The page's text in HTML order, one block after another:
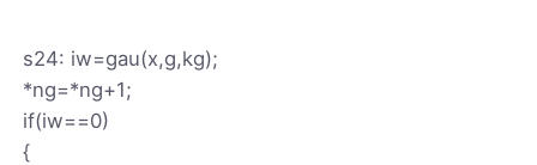
s24: iw=gau(x,g,kg);
*ng=*ng+1;
if(iw==0)
{